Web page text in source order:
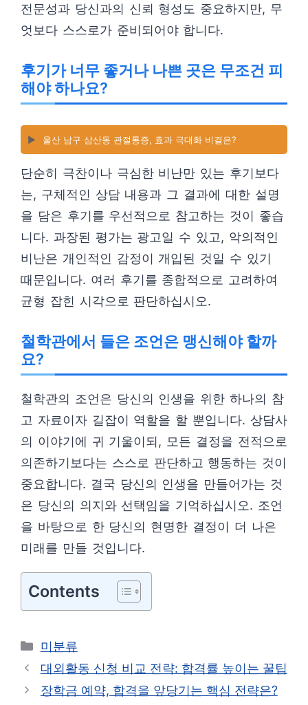
전문성과 당신과의 신뢰 형성도 중요하지만, 무
엇보다 스스로가 준비되어야 합니다.
후기가 너무 좋거나 나쁜 곳은 무조건 피
해야 하나요?
▶️ 울산 남구 삼산동 관절통증, 효과 극대화 비결은?
단순히 극찬이나 극심한 비난만 있는 후기보다
는, 구체적인 상담 내용과 그 결과에 대한 설명
을 담은 후기를 우선적으로 참고하는 것이 좋습
니다. 과장된 평가는 광고일 수 있고, 악의적인
비난은 개인적인 감정이 개입된 것일 수 있기
때문입니다. 여러 후기를 종합적으로 고려하여
균형 잡힌 시각으로 판단하십시오.
철학관에서 들은 조언은 맹신해야 할까
요?
철학관의 조언은 당신의 인생을 위한 하나의 참
고 자료이자 길잡이 역할을 할 뿐입니다. 상담사
의 이야기에 귀 기울이되, 모든 결정을 전적으로
의존하기보다는 스스로 판단하고 행동하는 것이
중요합니다. 결국 당신의 인생을 만들어가는 것
은 당신의 의지와 선택임을 기억하십시오. 조언
을 바탕으로 한 당신의 현명한 결정이 더 나은
미래를 만들 것입니다.
Contents
카
테
리
미분류
대외활동 신청 비교 전략: 합격률 높이는 꿀팁
장학금 예약, 합격을 앞당기는 핵심 전략은?